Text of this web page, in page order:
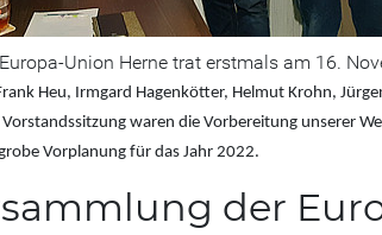
Union Herne trat erstmals am 16.
Heu, Irmgard Hagenkötter, Helmut Krohn,
waren die Vorbereitung unserer
Vorplanung für das Jahr 2022.
der